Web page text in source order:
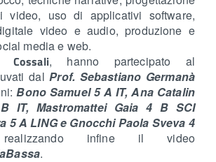
video, uso di applicativi software,
video e audio, produzione e
media e web.
Cossali, hanno partecipato al
dalProf. Sebastiano Germanà
Bono Samuel 5 A IT, Ana Catalin
IT, Mastromattei Gaia 4 B SCI
5 A LING e Gnocchi Paola Sveva 4
infine il video
.